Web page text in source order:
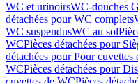
WC et urinoirsWC-douches
détachées pour WC complets
WC suspendusWC au sol
WCPièces détachées pour
détachées pour Pour cuvettes
WCPièces détachées pour